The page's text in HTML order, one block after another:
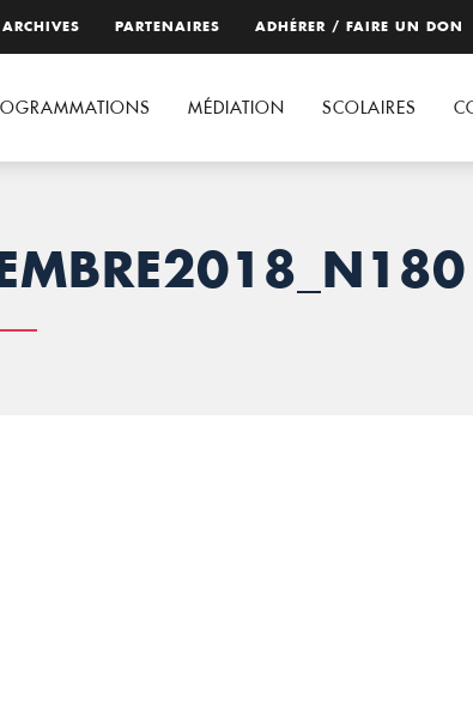
ARCHIVES PARTENAIRES ADHÉRER / FAIRE UN DON
MÉDIATION SCOLAIRES